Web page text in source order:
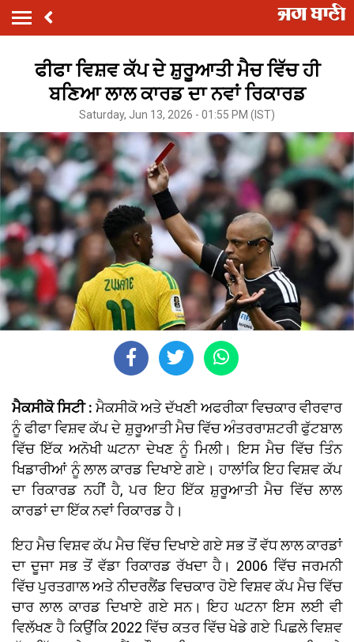
ਫੀਫਾ ਵਿਸ਼ਵ ਕੱਪ ਦੇ ਸ਼ੁਰੂਆਤੀ ਮੈਚ ਵਿੱਚ ਹੀ
ਬਣਿਆ ਲਾਲ ਕਾਰਡ ਦਾ ਨਵਾਂ ਰਿਕਾਰਡ
Saturday, Jun 13, 2026 - 01:55 PM (IST)
ਮੈਕਸੀਕੋ ਸਿਟੀ : ਮੈਕਸੀਕੋ ਅਤੇ ਦੱਖਣੀ ਅਫਰੀਕਾ ਵਿਚਕਾਰ ਵੀਰਵਾਰ
ਨੂੰ ਫੀਫਾ ਵਿਸ਼ਵ ਕੱਪ ਦੇ ਸ਼ੁਰੂਆਤੀ ਮੈਚ ਵਿੱਚ ਅੰਤਰਰਾਸ਼ਟਰੀ ਫੁੱਟਬਾਲ
ਵਿੱਚ ਇੱਕ ਅਨੋਖੀ ਘਟਨਾ ਦੇਖਣ ਨੂੰ ਮਿਲੀ। ਇਸ ਮੈਚ ਵਿੱਚ ਤਿੰਨ
ਖਿਡਾਰੀਆਂ ਨੂੰ ਲਾਲ ਕਾਰਡ ਦਿਖਾਏ ਗਏ। ਹਾਲਾਂਕਿ ਇਹ ਵਿਸ਼ਵ ਕੱਪ
ਦਾ ਰਿਕਾਰਡ ਨਹੀਂ ਹੈ, ਪਰ ਇਹ ਇੱਕ ਸ਼ੁਰੂਆਤੀ ਮੈਚ ਵਿੱਚ ਲਾਲ
ਕਾਰਡਾਂ ਦਾ ਇੱਕ ਨਵਾਂ ਰਿਕਾਰਡ ਹੈ।
ਇਹ ਮੈਚ ਵਿਸ਼ਵ ਕੱਪ ਮੈਚ ਵਿੱਚ ਦਿਖਾਏ ਗਏ ਸਭ ਤੋਂ ਵੱਧ ਲਾਲ ਕਾਰਡਾਂ
ਦਾ ਦੂਜਾ ਸਭ ਤੋਂ ਵੱਡਾ ਰਿਕਾਰਡ ਰੱਖਦਾ ਹੈ। 2006 ਵਿੱਚ ਜਰਮਨੀ
ਵਿੱਚ ਪੁਰਤਗਾਲ ਅਤੇ ਨੀਦਰਲੈਂਡ ਵਿਚਕਾਰ ਹੋਏ ਵਿਸ਼ਵ ਕੱਪ ਮੈਚ ਵਿੱਚ
ਚਾਰ ਲਾਲ ਕਾਰਡ ਦਿਖਾਏ ਗਏ ਸਨ। ਇਹ ਘਟਨਾ ਇਸ ਲਈ ਵੀ
ਵਿਲੱਖਣ ਹੈ ਕਿਉਂਕਿ 2022 ਵਿੱਚ ਕਤਰ ਵਿੱਚ ਖੇਡੇ ਗਏ ਪਿਛਲੇ ਵਿਸ਼ਵ